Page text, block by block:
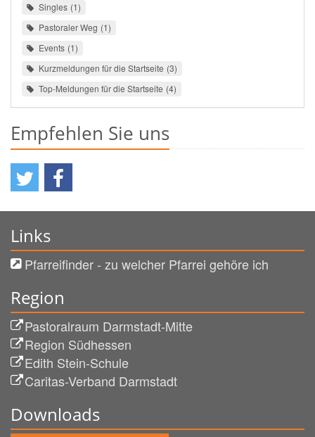
Singles 1
Pastoraler Weg 1
Events 1
Kurzmeldungen für die Startseite 3
Top-Meldungen für die Startseite 4
Empfehlen Sie uns
Links
Pfarreifinder - zu welcher Pfarrei gehöre ich
Region
Pastoralraum Darmstadt-Mitte
Region Südhessen
Edith Stein-Schule
Caritas-Verband Darmstadt
Downloads